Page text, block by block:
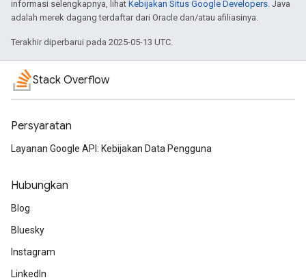
informasi selengkapnya, lihat Kebijakan Situs Google Developers. Java
adalah merek dagang terdaftar dari Oracle dan/atau afiliasinya.
Terakhir diperbarui pada 2025-05-13 UTC.
Stack Overflow
Persyaratan
Layanan Google API: Kebijakan Data Pengguna
Hubungkan
Blog
Bluesky
Instagram
LinkedIn